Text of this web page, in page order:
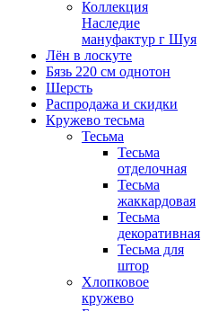
Коллекция
Наследие
мануфактур г Шуя
Лён в лоскуте
Бязь 220 см однотон
Шерсть
Распродажа и скидки
Кружево тесьма
Тесьма
Тесьма
отделочная
Тесьма
жаккардовая
Тесьма
декоративная
Тесьма для
штор
Хлопковое
кружево